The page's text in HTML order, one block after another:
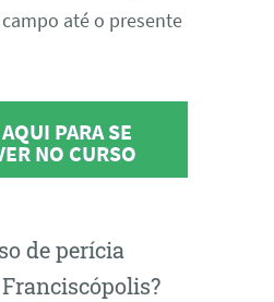
até o presente
PARA SE
NO CURSO
de perícia